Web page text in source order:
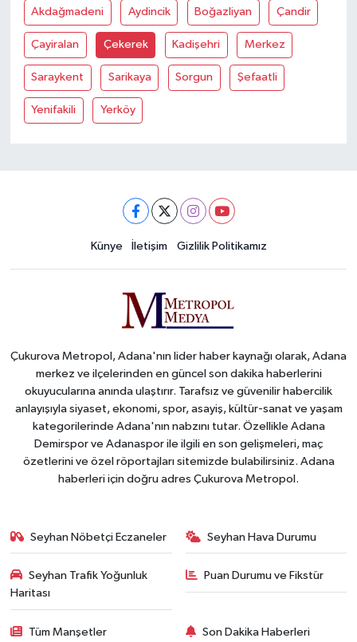
Akdağmadeni Aydincik Boğazliyan Çandir
Çayiralan Çekerek Kadişehri Merkez
Saraykent Sarikaya Sorgun Şefaatli
Yenifakili Yerköy
Künye İletişim Gizlilik Politikamız
Çukurova Metropol, Adana'nın lider haber kaynağı olarak, Adana
merkez ve ilçelerinden en güncel son dakika haberlerini
okuyucularına anında ulaştırır. Tarafsız ve güvenilir habercilik
anlayışıyla siyaset, ekonomi, spor, asayiş, kültür-sanat ve yaşam
kategorilerinde Adana'nın nabzını tutar. Özellikle Adana
Demirspor ve Adanaspor ile ilgili en son gelişmeleri, maç
özetlerini ve özel röportajları sitemizde bulabilirsiniz. Adana
haberleri için doğru adres Çukurova Metropol.
Seyhan Nöbetçi Eczaneler Seyhan Hava Durumu
Seyhan Trafik Yoğunluk
Haritası
Puan Durumu ve Fikstür
Tüm Manşetler Son Dakika Haberleri